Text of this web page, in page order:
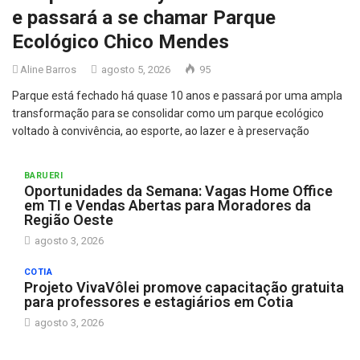
e passará a se chamar Parque
Ecológico Chico Mendes
Aline Barros agosto 5, 2026 95
Parque está fechado há quase 10 anos e passará por uma ampla
transformação para se consolidar como um parque ecológico
voltado à convivência, ao esporte, ao lazer e à preservação
BARUERI
Oportunidades da Semana: Vagas Home Office
em TI e Vendas Abertas para Moradores da
Região Oeste
agosto 3, 2026
COTIA
Projeto VivaVôlei promove capacitação gratuita
para professores e estagiários em Cotia
agosto 3, 2026